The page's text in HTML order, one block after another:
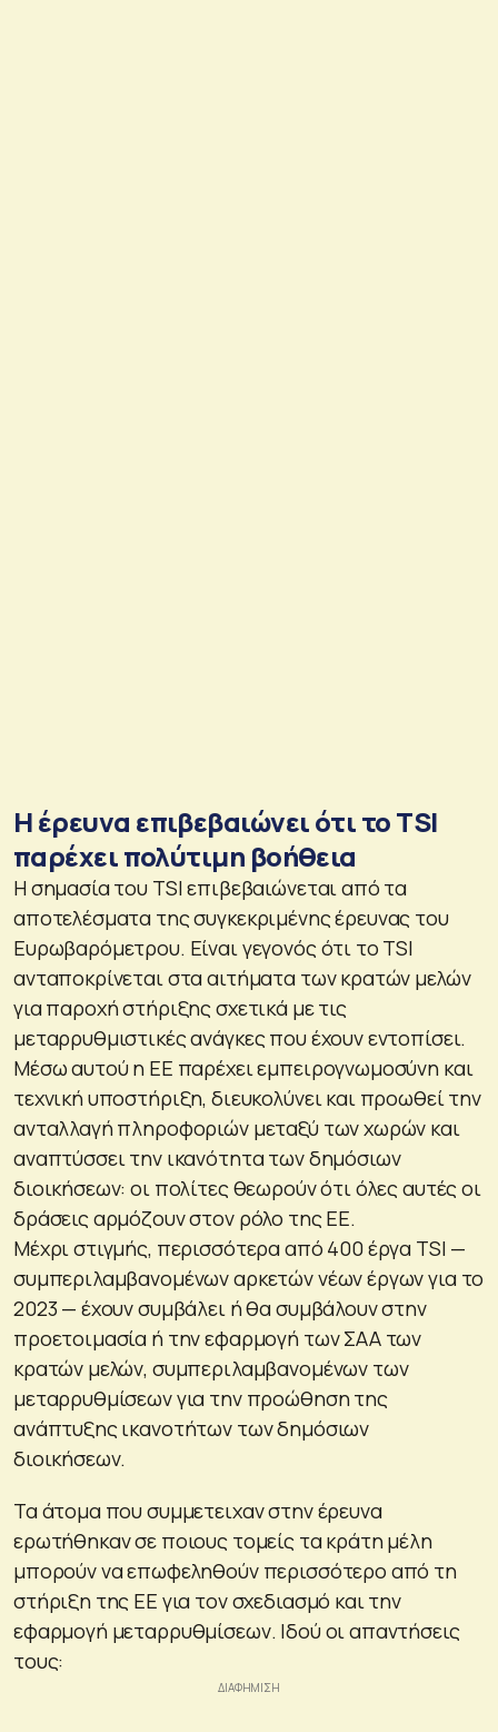
Η έρευνα επιβεβαιώνει ότι το ΤSI
παρέχει πολύτιμη βοήθεια
Η σημασία του TSI επιβεβαιώνεται από τα
αποτελέσματα της συγκεκριμένης έρευνας του
Ευρωβαρόμετρου. Είναι γεγονός ότι το TSI
ανταποκρίνεται στα αιτήματα των κρατών μελών
για παροχή στήριξης σχετικά με τις
μεταρρυθμιστικές ανάγκες που έχουν εντοπίσει.
Μέσω αυτού η ΕΕ παρέχει εμπειρογνωμοσύνη και
τεχνική υποστήριξη, διευκολύνει και προωθεί την
ανταλλαγή πληροφοριών μεταξύ των χωρών και
αναπτύσσει την ικανότητα των δημόσιων
διοικήσεων: οι πολίτες θεωρούν ότι όλες αυτές οι
δράσεις αρμόζουν στον ρόλο της ΕΕ.
Μέχρι στιγμής, περισσότερα από 400 έργα TSI —
συμπεριλαμβανομένων αρκετών νέων έργων για το
2023 — έχουν συμβάλει ή θα συμβάλουν στην
προετοιμασία ή την εφαρμογή των ΣΑΑ των
κρατών μελών, συμπεριλαμβανομένων των
μεταρρυθμίσεων για την προώθηση της
ανάπτυξης ικανοτήτων των δημόσιων
διοικήσεων.
Τα άτομα που συμμετειχαν στην έρευνα
ερωτήθηκαν σε ποιους τομείς τα κράτη μέλη
μπορούν να επωφεληθούν περισσότερο από τη
στήριξη της ΕΕ για τον σχεδιασμό και την
εφαρμογή μεταρρυθμίσεων. Ιδού οι απαντήσεις
τους: